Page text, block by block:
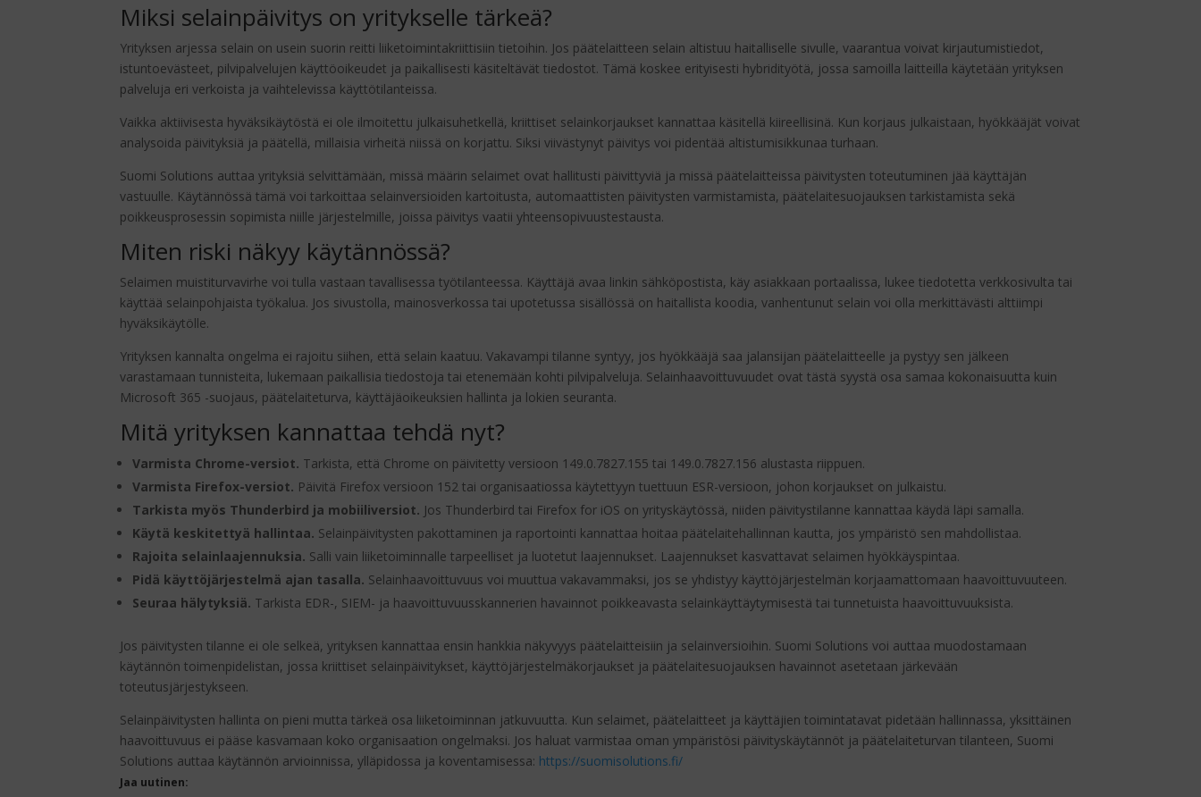
Miksi selainpäivitys on yritykselle tärkeä?
Yrityksen arjessa selain on usein suorin reitti liiketoimintakriittisiin tietoihin. Jos päätelaitteen selain altistuu haitalliselle sivulle, vaarantua voivat kirjautumistiedot,
istuntoevästeet, pilvipalvelujen käyttöoikeudet ja paikallisesti käsiteltävät tiedostot. Tämä koskee erityisesti hybridityötä, jossa samoilla laitteilla käytetään yrityksen
palveluja eri verkoista ja vaihtelevissa käyttötilanteissa.
Vaikka aktiivisesta hyväksikäytöstä ei ole ilmoitettu julkaisuhetkellä, kriittiset selainkorjaukset kannattaa käsitellä kiireellisinä. Kun korjaus julkaistaan, hyökkääjät voivat
analysoida päivityksiä ja päätellä, millaisia virheitä niissä on korjattu. Siksi viivästynyt päivitys voi pidentää altistumisikkunaa turhaan.
Suomi Solutions auttaa yrityksiä selvittämään, missä määrin selaimet ovat hallitusti päivittyviä ja missä päätelaitteissa päivitysten toteutuminen jää käyttäjän
vastuulle. Käytännössä tämä voi tarkoittaa selainversioiden kartoitusta, automaattisten päivitysten varmistamista, päätelaitesuojauksen tarkistamista sekä
poikkeusprosessin sopimista niille järjestelmille, joissa päivitys vaatii yhteensopivuustestausta.
Miten riski näkyy käytännössä?
Selaimen muistiturvavirhe voi tulla vastaan tavallisessa työtilanteessa. Käyttäjä avaa linkin sähköpostista, käy asiakkaan portaalissa, lukee tiedotetta verkkosivulta tai
käyttää selainpohjaista työkalua. Jos sivustolla, mainosverkossa tai upotetussa sisällössä on haitallista koodia, vanhentunut selain voi olla merkittävästi alttiimpi
hyväksikäytölle.
Yrityksen kannalta ongelma ei rajoitu siihen, että selain kaatuu. Vakavampi tilanne syntyy, jos hyökkääjä saa jalansijan päätelaitteelle ja pystyy sen jälkeen
varastamaan tunnisteita, lukemaan paikallisia tiedostoja tai etenemään kohti pilvipalveluja. Selainhaavoittuvuudet ovat tästä syystä osa samaa kokonaisuutta kuin
Microsoft 365 -suojaus, päätelaiteturva, käyttäjäoikeuksien hallinta ja lokien seuranta.
Mitä yrityksen kannattaa tehdä nyt?
Varmista Chrome-versiot. Tarkista, että Chrome on päivitetty versioon 149.0.7827.155 tai 149.0.7827.156 alustasta riippuen.
Varmista Firefox-versiot. Päivitä Firefox versioon 152 tai organisaatiossa käytettyyn tuettuun ESR-versioon, johon korjaukset on julkaistu.
Tarkista myös Thunderbird ja mobiiliversiot. Jos Thunderbird tai Firefox for iOS on yrityskäytössä, niiden päivitystilanne kannattaa käydä läpi samalla.
Käytä keskitettyä hallintaa. Selainpäivitysten pakottaminen ja raportointi kannattaa hoitaa päätelaitehallinnan kautta, jos ympäristö sen mahdollistaa.
Rajoita selainlaajennuksia. Salli vain liiketoiminnalle tarpeelliset ja luotetut laajennukset. Laajennukset kasvattavat selaimen hyökkäyspintaa.
Pidä käyttöjärjestelmä ajan tasalla. Selainhaavoittuvuus voi muuttua vakavammaksi, jos se yhdistyy käyttöjärjestelmän korjaamattomaan haavoittuvuuteen.
Seuraa hälytyksiä. Tarkista EDR-, SIEM- ja haavoittuvuusskannerien havainnot poikkeavasta selainkäyttäytymisestä tai tunnetuista haavoittuvuuksista.
Jos päivitysten tilanne ei ole selkeä, yrityksen kannattaa ensin hankkia näkyvyys päätelaitteisiin ja selainversioihin. Suomi Solutions voi auttaa muodostamaan
käytännön toimenpidelistan, jossa kriittiset selainpäivitykset, käyttöjärjestelmäkorjaukset ja päätelaitesuojauksen havainnot asetetaan järkevään
toteutusjärjestykseen.
Selainpäivitysten hallinta on pieni mutta tärkeä osa liiketoiminnan jatkuvuutta. Kun selaimet, päätelaitteet ja käyttäjien toimintatavat pidetään hallinnassa, yksittäinen
haavoittuvuus ei pääse kasvamaan koko organisaation ongelmaksi. Jos haluat varmistaa oman ympäristösi päivityskäytännöt ja päätelaiteturvan tilanteen, Suomi
Solutions auttaa käytännön arvioinnissa, ylläpidossa ja koventamisessa: https://suomisolutions.fi/
Jaa uutinen: